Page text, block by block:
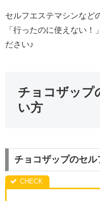
セルフエステマシンなど
「行ったのに使えない！
ださい♪
チョコザップ
い方
チョコザップのセル